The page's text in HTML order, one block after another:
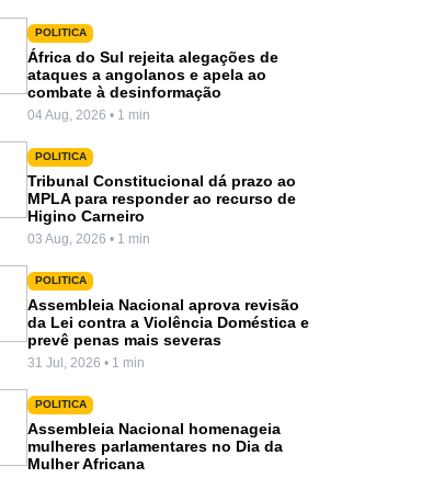
POLITICA
África do Sul rejeita alegações de
ataques a angolanos e apela ao
combate à desinformação
04 Aug, 2026 • 1 min
POLITICA
Tribunal Constitucional dá prazo ao
MPLA para responder ao recurso de
Higino Carneiro
03 Aug, 2026 • 1 min
POLITICA
Assembleia Nacional aprova revisão
da Lei contra a Violência Doméstica e
prevê penas mais severas
31 Jul, 2026 • 1 min
POLITICA
Assembleia Nacional homenageia
mulheres parlamentares no Dia da
Mulher Africana